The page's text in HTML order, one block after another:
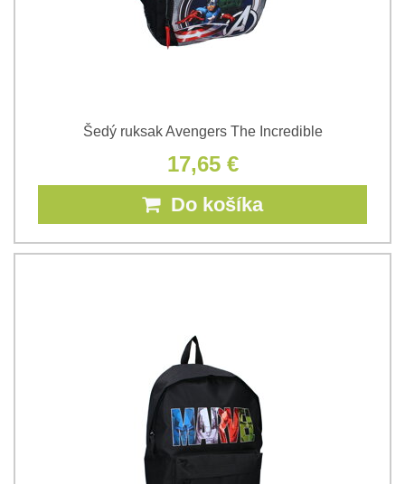
Šedý ruksak Avengers The Incredible
17,65 €
Do košíka